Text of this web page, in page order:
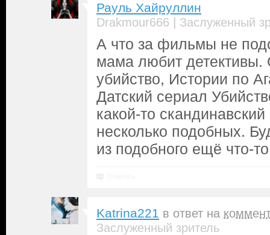
Рауль Хайруллин
Drakmour666 | Заслуженный
А что за фильмы не
мама любит детективы.
убийство, Истории по
Датский сериал
какой-то
несколько подобных.
из подобного ещё что-
Katrina221 в ответ на
Заслуженный зритель